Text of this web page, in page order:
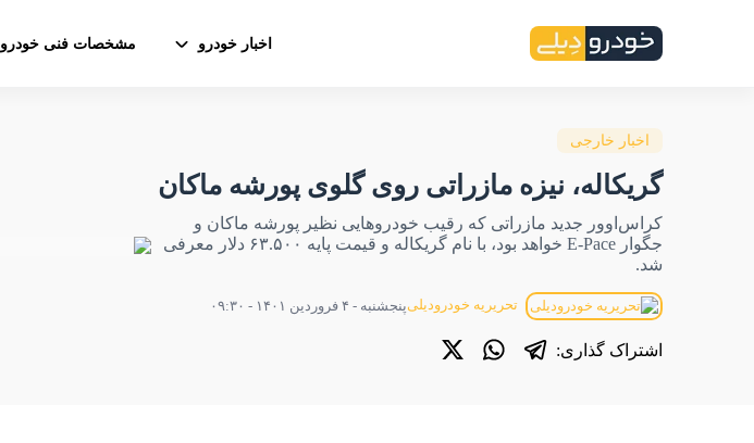
اخبار خودرو مشخصات فنی خودرو
اخبار خارجی
گریکاله، نیزه‌ مازراتی روی گلوی پورشه ماکان
کراس‌اوور جدید مازراتی که رقیب خودروهایی نظیر پورشه ماکان و
جگوار E-Pace خواهد بود، با نام گریکاله و قیمت پایه ۶۳.۵۰۰ دلار معرفی
شد.
تحریریه خودرودیلیپنجشنبه - ۴ فروردین ۱۴۰۱ - ۰۹:۳۰
اشتراک گذاری: